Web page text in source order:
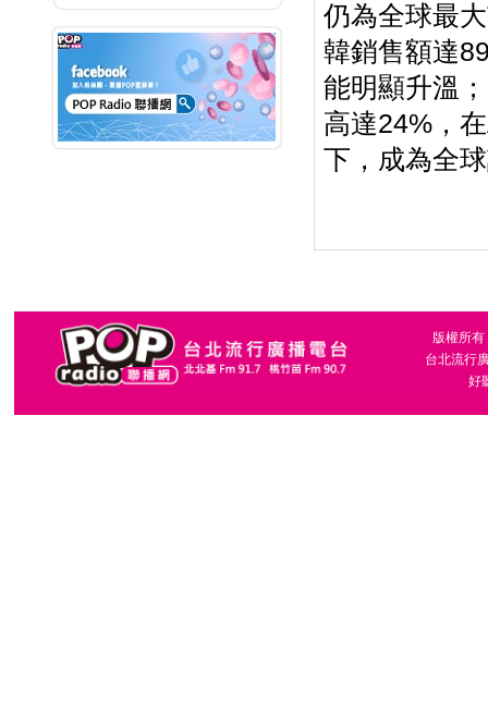
仍為全球最
韓銷售額達
能明顯升溫
高達24%，
下，成為全
版權所
台北流行
好